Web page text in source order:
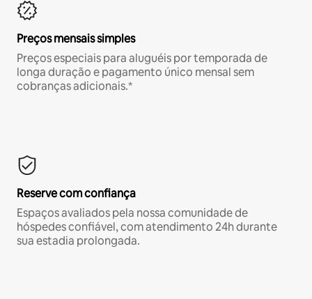
Preços mensais simples
Preços especiais para aluguéis por temporada de
longa duração e pagamento único mensal sem
cobranças adicionais.*
Reserve com confiança
Espaços avaliados pela nossa comunidade de
hóspedes confiável, com atendimento 24h durante
sua estadia prolongada.